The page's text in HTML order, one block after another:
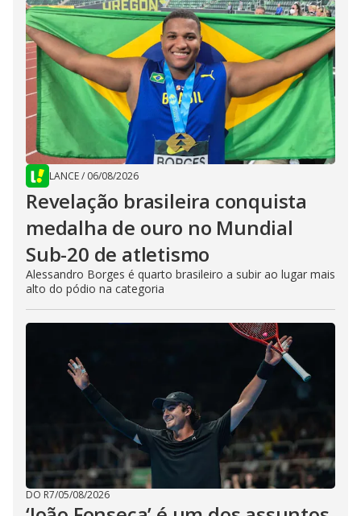
LANCE/ 06/08/2026
Revelação brasileira conquista
medalha de ouro no Mundial
Sub-20 de atletismo
Alessandro Borges é quarto brasileiro a subir ao lugar mais
alto do pódio na categoria
DO R7/05/08/2026